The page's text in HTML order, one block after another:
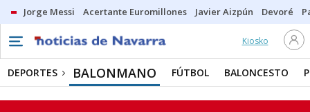
Jorge Messi Acertante Euromillones Javier Aizpún Devoré
Kiosko
DEPORTES BALONMANO FÚTBOL BALONCESTO